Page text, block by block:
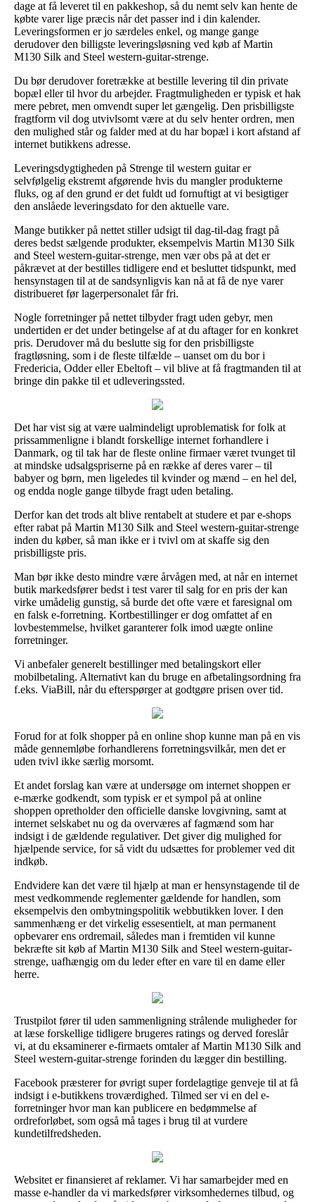
dage at få leveret til en pakkeshop, så du nemt selv kan hente de
købte varer lige præcis når det passer ind i din kalender.
Leveringsformen er jo særdeles enkel, og mange gange
derudover den billigste leveringsløsning ved køb af Martin
M130 Silk and Steel western-guitar-strenge.
Du bør derudover foretrække at bestille levering til din private
bopæl eller til hvor du arbejder. Fragtmuligheden er typisk et hak
mere pebret, men omvendt super let gængelig. Den prisbilligste
fragtform vil dog utvivlsomt være at du selv henter ordren, men
den mulighed står og falder med at du har bopæl i kort afstand af
internet butikkens adresse.
Leveringsdygtigheden på Strenge til western guitar er
selvfølgelig ekstremt afgørende hvis du mangler produkterne
fluks, og af den grund er det fuldt ud fornuftigt at vi besigtiger
den anslåede leveringsdato for den aktuelle vare.
Mange butikker på nettet stiller udsigt til dag-til-dag fragt på
deres bedst sælgende produkter, eksempelvis Martin M130 Silk
and Steel western-guitar-strenge, men vær obs på at det er
påkrævet at der bestilles tidligere end et besluttet tidspunkt, med
hensynstagen til at de sandsynligvis kan nå at få de nye varer
distribueret før lagerpersonalet får fri.
Nogle forretninger på nettet tilbyder fragt uden gebyr, men
undertiden er det under betingelse af at du aftager for en konkret
pris. Derudover må du beslutte sig for den prisbilligste
fragtløsning, som i de fleste tilfælde – uanset om du bor i
Fredericia, Odder eller Ebeltoft – vil blive at få fragtmanden til at
bringe din pakke til et udleveringssted.
Det har vist sig at være ualmindeligt uproblematisk for folk at
prissammenligne i blandt forskellige internet forhandlere i
Danmark, og til tak har de fleste online firmaer været tvunget til
at mindske udsalgspriserne på en række af deres varer – til
babyer og børn, men ligeledes til kvinder og mænd – en hel del,
og endda nogle gange tilbyde fragt uden betaling.
Derfor kan det trods alt blive rentabelt at studere et par e-shops
efter rabat på Martin M130 Silk and Steel western-guitar-strenge
inden du køber, så man ikke er i tvivl om at skaffe sig den
prisbilligste pris.
Man bør ikke desto mindre være årvågen med, at når en internet
butik markedsfører bedst i test varer til salg for en pris der kan
virke umådelig gunstig, så burde det ofte være et faresignal om
en falsk e-forretning. Kortbestillinger er dog omfattet af en
lovbestemmelse, hvilket garanterer folk imod uægte online
forretninger.
Vi anbefaler generelt bestillinger med betalingskort eller
mobilbetaling. Alternativt kan du bruge en afbetalingsordning fra
f.eks. ViaBill, når du efterspørger at godtgøre prisen over tid.
Forud for at folk shopper på en online shop kunne man på en vis
måde gennemløbe forhandlerens forretningsvilkår, men det er
uden tvivl ikke særlig morsomt.
Et andet forslag kan være at undersøge om internet shoppen er
e-mærke godkendt, som typisk er et sympol på at online
shoppen opretholder den officielle danske lovgivning, samt at
internet selskabet nu og da overværes af fagmænd som har
indsigt i de gældende regulativer. Det giver dig mulighed for
hjælpende service, for så vidt du udsættes for problemer ved dit
indkøb.
Endvidere kan det være til hjælp at man er hensynstagende til de
mest vedkommende reglementer gældende for handlen, som
eksempelvis den ombytningspolitik webbutikken lover. I den
sammenhæng er det virkelig essesentielt, at man permanent
opbevarer ens ordremail, således man i fremtiden vil kunne
bekræfte sit køb af Martin M130 Silk and Steel western-guitar-
strenge, uafhængig om du leder efter en vare til en dame eller
herre.
Trustpilot fører til uden sammenligning strålende muligheder for
at læse forskellige tidligere brugeres ratings og derved foreslår
vi, at du eksaminerer e-firmaets omtaler af Martin M130 Silk and
Steel western-guitar-strenge forinden du lægger din bestilling.
Facebook præsterer for øvrigt super fordelagtige genveje til at få
indsigt i e-butikkens troværdighed. Tilmed ser vi en del e-
forretninger hvor man kan publicere en bedømmelse af
ordreforløbet, som også må tages i brug til at vurdere
kundetilfredsheden.
Websitet er finansieret af reklamer. Vi har samarbejder med en
masse e-handler da vi markedsfører virksomhedernes tilbud, og